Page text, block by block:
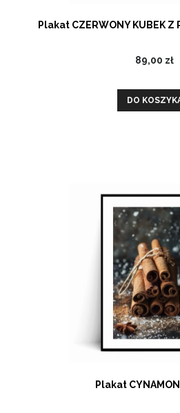
Plakat CZERWONY KUBEK Z
89,00 zł
DO
Plakat